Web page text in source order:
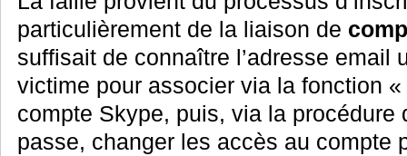
particulièrement de la liaison de
suffisait de connaître l’adresse email
victime pour associer via la fonction
compte Skype, puis, via la procédure
passe, changer les accès au compte